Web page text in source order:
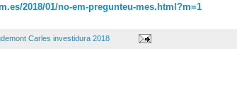
2018/01/no-em-pregunteu-mes.html?m=1
Carles investidura 2018